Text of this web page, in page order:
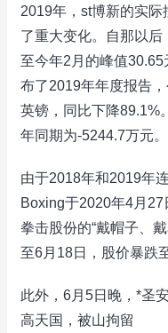
2019年，st博新的实
了重大变化。自那以
至今年2月的峰值
布了2019年年度报告
英镑，同比下降89.1%
年同期为-5244.7万元。
由于2018年和2019年
Boxing于2020年4月
拳击股份的“戴帽子、
至6月18日，股价暴跌
此外，6月5日晚，*圣
高天国，被山拘留